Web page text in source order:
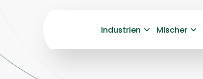
Industrien Mischer